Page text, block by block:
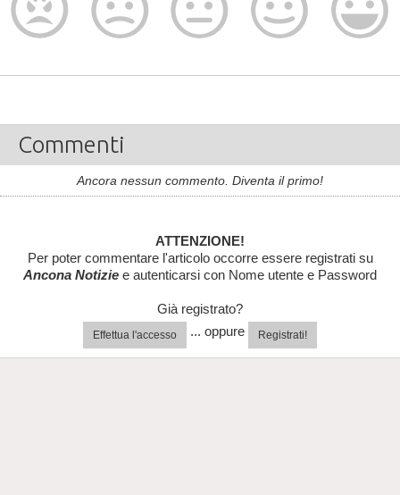
Commenti
Ancora nessun commento. Diventa il primo!
ATTENZIONE!
Per poter commentare l'articolo occorre essere registrati su
Ancona Notizie e autenticarsi con Nome utente e Password
Già registrato?
Effettua l'accesso ... oppure Registrati!